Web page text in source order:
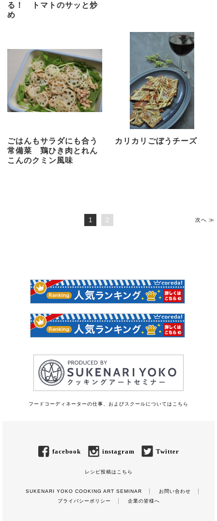
る！ トマトのサッと炒
め
ごはんもサラダにも合う
常備菜 鶏ひき肉とれん
こんのクミン風味
カリカリごぼうチーズ
1 2 次へ ≫
フードコーディネーターの仕事、およびスクールについてはこちら
facebook instagram Twitter
レシピ投稿はこちら
SUKENARI YOKO COOKING ART SEMINAR
お問い合わせ
プライバシーポリシー
企業の皆様へ